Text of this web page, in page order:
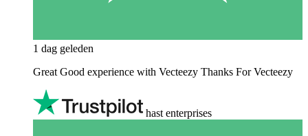
1 dag geleden
Great Good experience with Vecteezy Thanks For Vecteezy
hast enterprises